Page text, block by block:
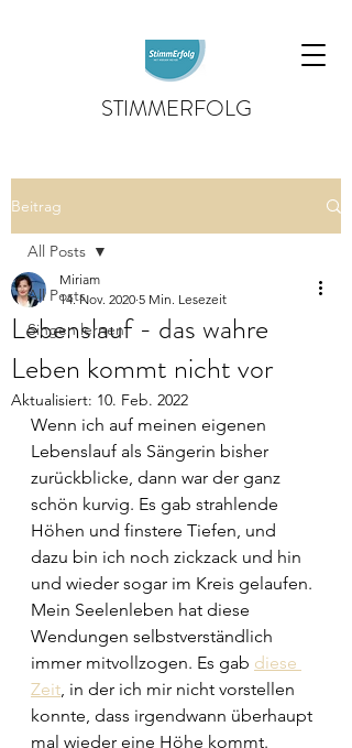
STIMMERFOLG
Beitrag
All Posts
Singen lernen
All Posts
Lebenslauf - das wahre
Leben kommt nicht vor
Miriam
14. Nov. 2020 5 Min. Lesezeit
Aktualisiert: 10. Feb. 2022
Wenn ich auf meinen eigenen
Lebenslauf als Sängerin bisher
zurückblicke, dann war der ganz
schön kurvig. Es gab strahlende
Höhen und finstere Tiefen, und
dazu bin ich noch zickzack und hin
und wieder sogar im Kreis gelaufen.
Mein Seelenleben hat diese
Wendungen selbstverständlich
immer mitvollzogen. Es gab diese
Zeit, in der ich mir nicht vorstellen
konnte, dass irgendwann überhaupt
mal wieder eine Höhe kommt.